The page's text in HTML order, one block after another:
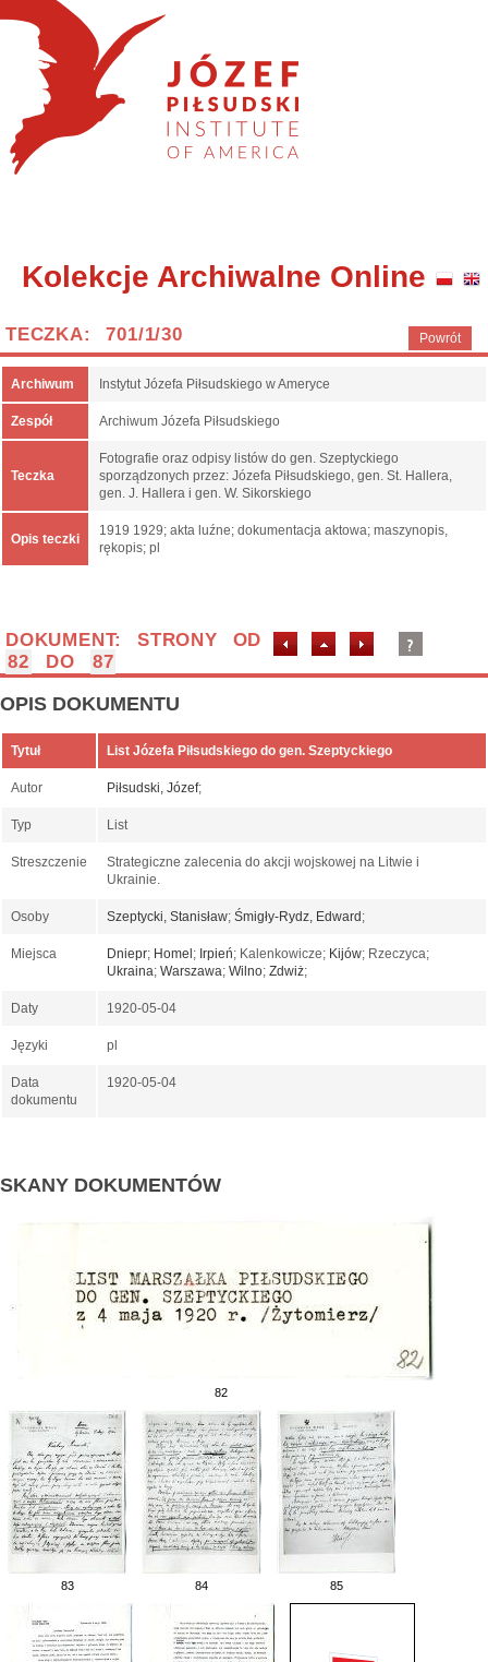
Kolekcje Archiwalne Online
Powrót
TECZKA: 701/1/30
Archiwum Instytut Józefa Piłsudskiego w Ameryce
Zespół Archiwum Józefa Piłsudskiego
Teczka
Fotografie oraz odpisy listów do gen. Szeptyckiego
sporządzonych przez: Józefa Piłsudskiego, gen. St. Hallera,
gen. J. Hallera i gen. W. Sikorskiego
Opis teczki
1919 1929; akta luźne; dokumentacja aktowa; maszynopis,
rękopis; pl
DOKUMENT: STRONY OD
82
DO 87
OPIS DOKUMENTU
Tytuł List Józefa Piłsudskiego do gen. Szeptyckiego
Autor Piłsudski, Józef;
Typ List
Streszczenie
Strategiczne zalecenia do akcji wojskowej na Litwie i
Ukrainie.
Osoby Szeptycki, Stanisław; Śmigły-Rydz, Edward ;
Miejsca Dniepr; Homel ; Irpień; Kalenkowicze; Kijów; Rzeczyca;
Ukraina; Warszawa; Wilno; Zdwiż;
Daty 1920-05-04
Języki pl
Data
dokumentu
1920-05-04
SKANY DOKUMENTÓW
82
83 84 85